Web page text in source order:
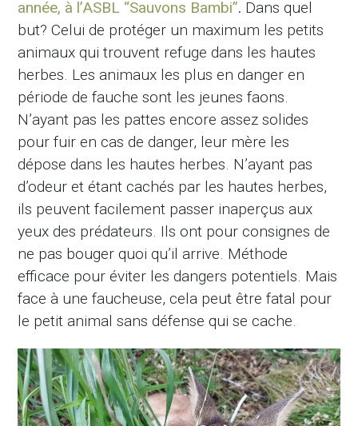
année, à l’ASBL “Sauvons Bambi”. Dans quel
but? Celui de protéger un maximum les petits
animaux qui trouvent refuge dans les hautes
herbes. Les animaux les plus en danger en
période de fauche sont les jeunes faons.
N’ayant pas les pattes encore assez solides
pour fuir en cas de danger, leur mère les
dépose dans les hautes herbes. N’ayant pas
d’odeur et étant cachés par les hautes herbes,
ils peuvent facilement passer inaperçus aux
yeux des prédateurs. Ils ont pour consignes de
ne pas bouger quoi qu’il arrive. Méthode
efficace pour éviter les dangers potentiels. Mais
face à une faucheuse, cela peut être fatal pour
le petit animal sans défense qui se cache.